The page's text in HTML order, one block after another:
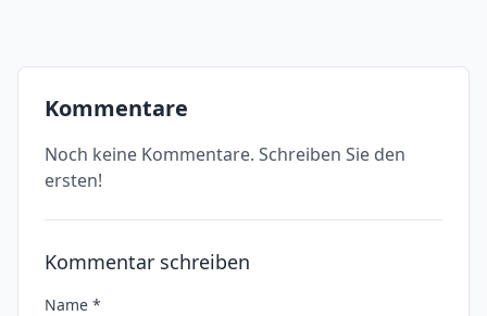
Kommentare
Noch keine Kommentare. Schreiben Sie den
ersten!
Kommentar schreiben
Name *